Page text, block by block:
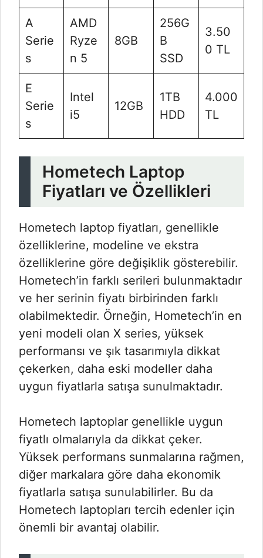
A
Serie
s
AMD
Ryze
n 5
8GB
256G
B
SSD
3.50
0 TL
E
Serie
s
Intel
i5
12GB
1TB
HDD
4.000
TL
Hometech Laptop
Fiyatları ve Özellikleri
Hometech laptop fiyatları, genellikle
özelliklerine, modeline ve ekstra
özelliklerine göre değişiklik gösterebilir.
Hometech’in farklı serileri bulunmaktadır
ve her serinin fiyatı birbirinden farklı
olabilmektedir. Örneğin, Hometech’in en
yeni modeli olan X series, yüksek
performansı ve şık tasarımıyla dikkat
çekerken, daha eski modeller daha
uygun fiyatlarla satışa sunulmaktadır.
Hometech laptoplar genellikle uygun
fiyatlı olmalarıyla da dikkat çeker.
Yüksek performans sunmalarına rağmen,
diğer markalara göre daha ekonomik
fiyatlarla satışa sunulabilirler. Bu da
Hometech laptopları tercih edenler için
önemli bir avantaj olabilir.